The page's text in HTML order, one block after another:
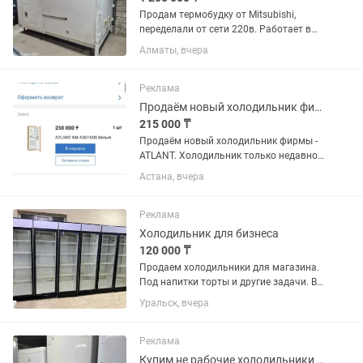
Продам термобудку от Mitsubishi,
переделали от сети 220в. Работает в
двух вариантах как плюсовой
холодильник и минусовой
Ауэзовский район, мкр.Достык. Выше
Кар сити....
Алматы, вчера
Реклама
Продаём новый холодильник фирмы - ATLANT.
215 000 ₸
Продаём новый холодильник фирмы -
ATLANT. Холодильник только недавно
купили. Продаём, в связи с тем что не
подошёл по размеру. Холодильник
установки в кухонный...
Астана, вчера
Реклама
Холодильник для бизнеса
120 000 ₸
Продаем холодильники для магазина.
Под напитки торты и другие задачи. В
отличном состоянии. В заправке не
нуждаются. Полки полный комплект.
Температура хранения +4...
Уральск, вчера
Реклама
Купим не рабочие холодильники и морозильники